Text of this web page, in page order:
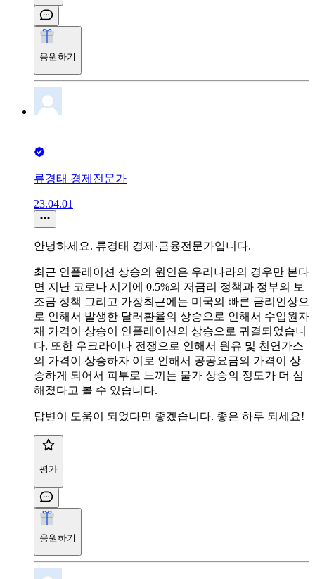
응원하기
류경태 경제전문가
23.04.01
안녕하세요. 류경태 경제·금융전문가입니다.
최근 인플레이션 상승의 원인은 우리나라의 경우만 본다
면 지난 코로나 시기에 0.5%의 저금리 정책과 정부의 보
조금 정책 그리고 가장최근에는 미국의 빠른 금리인상으
로 인해서 발생한 달러환율의 상승으로 인해서 수입원자
재 가격이 상승이 인플레이션의 상승으로 귀결되었습니
다. 또한 우크라이나 전쟁으로 인해서 원유 및 천연가스
의 가격이 상승하자 이로 인해서 공공요금의 가격이 상
승하게 되어서 피부로 느끼는 물가 상승의 정도가 더 심
해졌다고 볼 수 있습니다.
답변이 도움이 되었다면 좋겠습니다. 좋은 하루 되세요!
평가
응원하기